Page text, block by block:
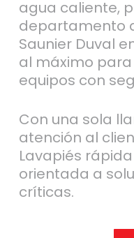
agua caliente,
departamento
Saunier Duval
al máximo
equipos con
Con una sola
atención al
Lavapiés
orientada a
críticas.